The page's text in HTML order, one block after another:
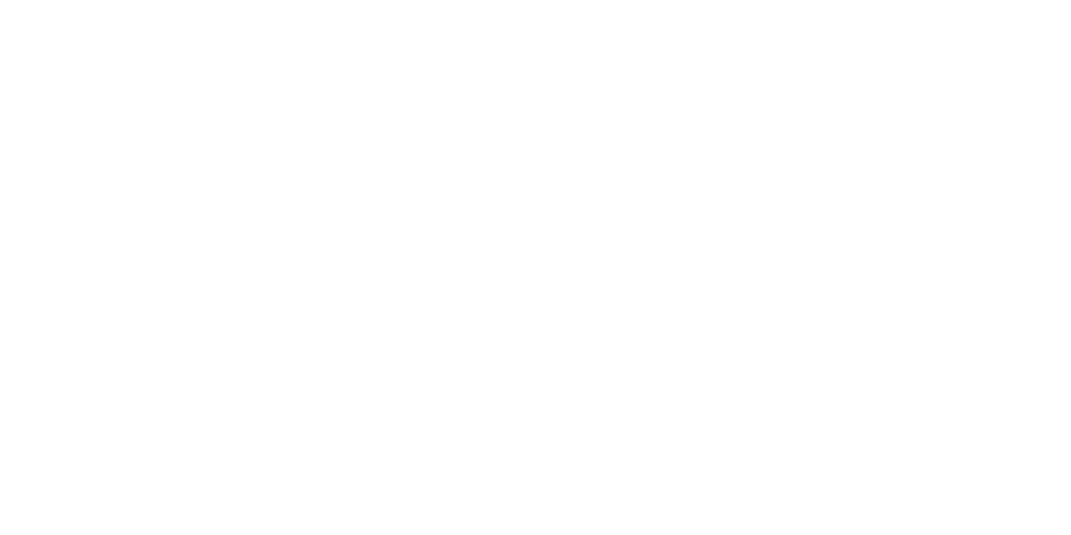
hotelu Paradis.)
baru (10.00–23.30 hod.)